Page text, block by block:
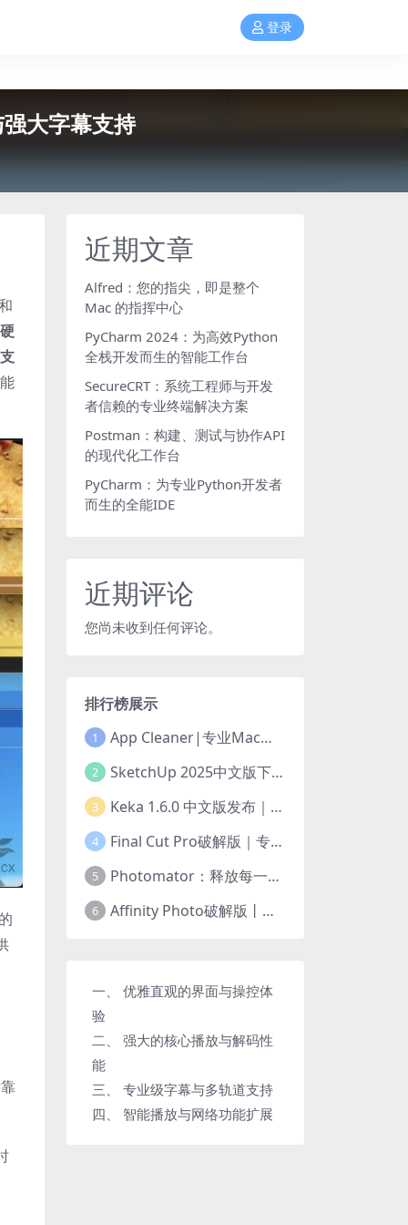
登录
大字幕支持
近期文章
Alfred：您的指尖，即是整个
Mac 的指挥中心
PyCharm 2024：为高效Python
全栈开发而生的智能工作台
SecureCRT：系统工程师与开发
者信赖的专业终端解决方案
Postman：构建、测试与协作API
的现代化工作台
PyCharm：为专业Python开发者
而生的全能IDE
近期评论
您尚未收到任何评论。
排行榜展示
1 App Cleaner|专业Mac应用卸载工具
2 SketchUp 2025中文版下载丨工具全面升级
3 Keka 1.6.0 中文版发布｜强大的Mac免费压缩解压工具
4 Final Cut Pro破解版｜专业视频剪辑软件
5 Photomator：释放每一张照片的非凡潜力
6 Affinity Photo破解版丨彻底革新的专业图像处理软件
一、 优雅直观的界面与操控体
验
二、 强大的核心播放与解码性
能
三、 专业级字幕与多轨道支持
四、 智能播放与网络功能扩展